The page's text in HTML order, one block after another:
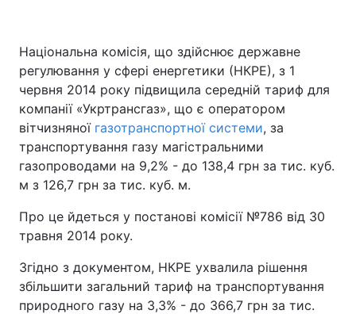
Головна Війна
Економіка
Спорт Наука
Техно і зв'язок Лайт
Національна комісія, що здійснює державне
регулювання у сфері енергетики (НКРЕ), з 1
червня 2014 року підвищила середній тариф для
компанії «Укртрансгаз», що є оператором
вітчизняної газотранспортної системи, за
транспортування газу магістральними
газопроводами на 9,2% - до 138,4 грн за тис. куб.
м з 126,7 грн за тис. куб. м.
Про це йдеться у постанові комісії №786 від 30
травня 2014 року.
Згідно з документом, НКРЕ ухвалила рішення
збільшити загальний тариф на транспортування
природного газу на 3,3% - до 366,7 грн за тис.